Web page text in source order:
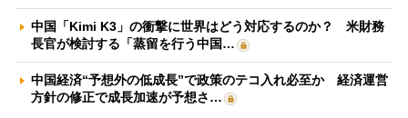
中国「Kimi K3」の衝撃に世界はどう対応するのか？ 米財務
長官が検討する「蒸留を行う中国…
中国経済“予想外の低成長”で政策のテコ入れ必至か 経済運営
方針の修正で成長加速が予想さ…